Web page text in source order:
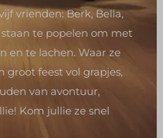
vrienden: Berk, Bella,
staan te popelen om met
en te lachen. Waar ze
groot feest vol grapjes,
van avontuur,
Kom jullie ze snel